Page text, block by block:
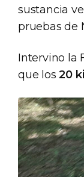
sustancia
pruebas de
Intervino la
que los20